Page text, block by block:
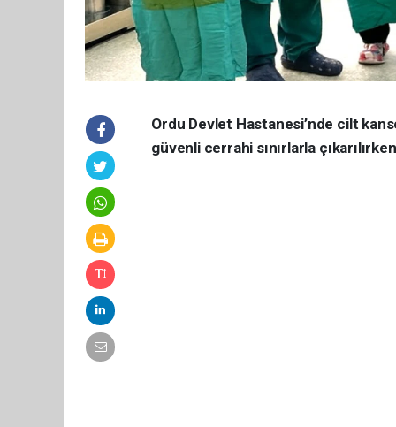
Ordu Devlet Hastanesi’nde cilt
güvenli cerrahi sınırlarla